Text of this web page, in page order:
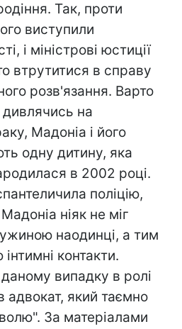
Так, проти
виступили
і міністрові юстиції
втрутитися в справу
розв'язання. Варто
на
Мадоніа і його
одну дитину, яка
в 2002 році.
поліцію,
ніяк не міг
наодинці, а тим
контакти.
випадку в ролі
адвокат, який таємно
За матеріалами